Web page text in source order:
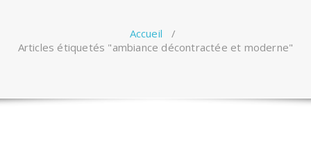
Accueil /
Articles étiquetés "ambiance décontractée et moderne"